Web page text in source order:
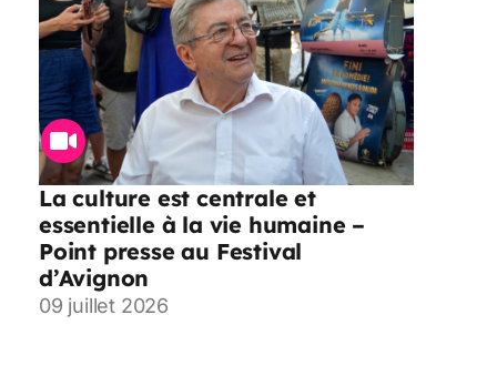
La culture est centrale et
essentielle à la vie humaine –
Point presse au Festival
d’Avignon
09 juillet 2026